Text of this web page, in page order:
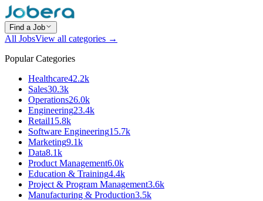
Find a Job
All JobsView all categories →
Popular Categories
Healthcare42.2k
Sales30.3k
Operations26.0k
Engineering23.4k
Retail15.8k
Software Engineering15.7k
Marketing9.1k
Data8.1k
Product Management6.0k
Education & Training4.4k
Project & Program Management3.6k
Manufacturing & Production3.5k